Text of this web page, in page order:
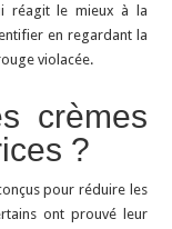
réagit le mieux à la
en regardant la
violacée.
crèmes
?
pour réduire les
ont prouvé leur